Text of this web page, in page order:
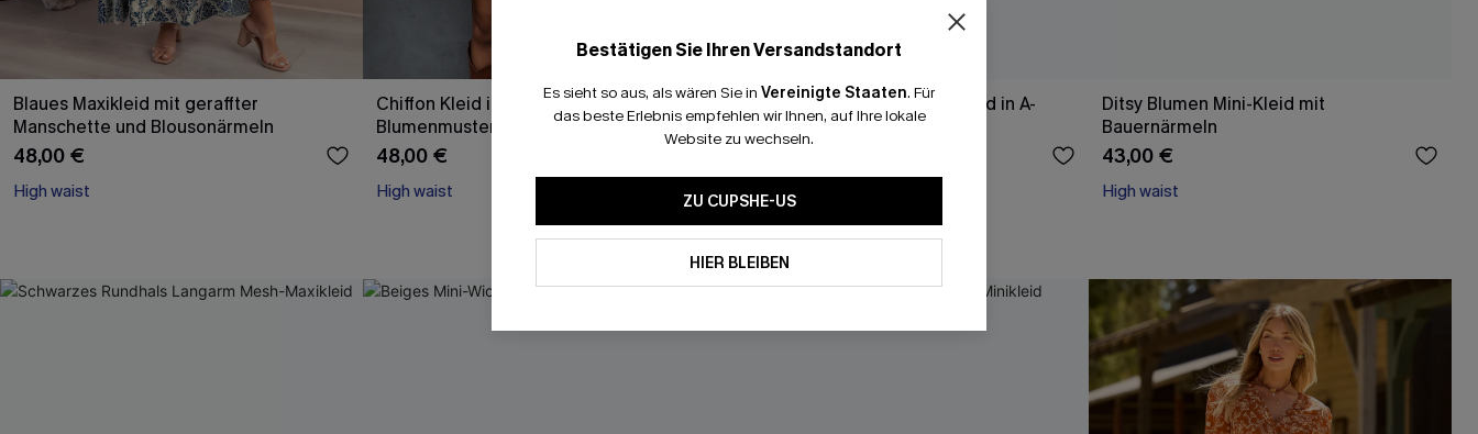
Blaues Maxikleid mit geraffter
Manschette und Blousonärmeln
48,00 €
High waist
Chiffon Kleid in A-Form mit
Blumenmuster
48,00 €
High waist
Blumendruck Chiffon Mini-Kleid in A-
Form
High waist
Ditsy Blumen Mini-Kleid mit
Bauernärmeln
43,00 €
High waist
Bestätigen Sie Ihren Versandstandort
Es sieht so aus, als wären Sie in Vereinigte Staaten. Für
das beste Erlebnis empfehlen wir Ihnen, auf Ihre lokale
Website zu wechseln.
ZU CUPSHE-US
HIER BLEIBEN